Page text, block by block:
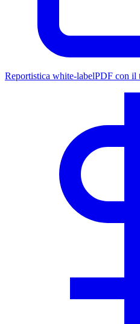
Reportistica white-labelPDF con il